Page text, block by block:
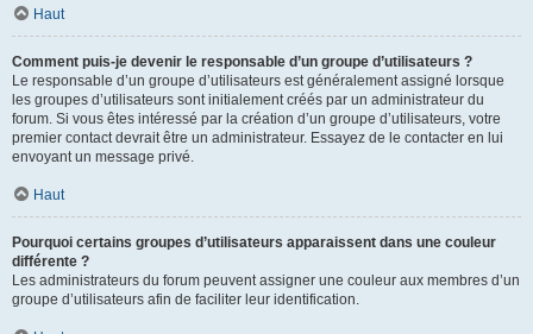
Haut
Comment puis-je devenir le responsable d’un groupe d’utilisateurs ?
Le responsable d’un groupe d’utilisateurs est généralement assigné lorsque
les groupes d’utilisateurs sont initialement créés par un administrateur du
forum. Si vous êtes intéressé par la création d’un groupe d’utilisateurs, votre
premier contact devrait être un administrateur. Essayez de le contacter en lui
envoyant un message privé.
Haut
Pourquoi certains groupes d’utilisateurs apparaissent dans une couleur
différente ?
Les administrateurs du forum peuvent assigner une couleur aux membres d’un
groupe d’utilisateurs afin de faciliter leur identification.